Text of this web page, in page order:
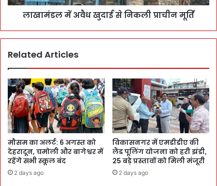
लाखामंडल में अवैध खुदाई से निकली प्राचीन मूर्ति
Related Articles
मौसम का अलर्ट: 6 अगस्त को
देहरादून, चमोली और बागेश्वर में
रहेंगे सभी स्कूल बंद
2 days ago
विकासनगर में एमडीडीए की
लैंड पूलिंग योजना को हरी झंडी,
25 बड़े प्रस्तावों को मिली मंजूरी
2 days ago